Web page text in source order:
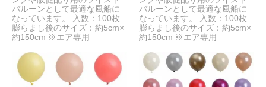
バルーンとして最適な風船に
なっています。 入数：100枚
膨らまし後のサイズ：約5cm×
約150cm ※エア専用
バルーンとして最適な風船に
なっています。 入数：100枚
膨らまし後のサイズ：約5cm×
約150cm ※エア専用